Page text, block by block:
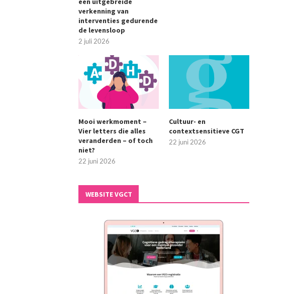
verkenning van
interventies gedurende
de levensloop
2 juli 2026
Mooi werkmoment –
Vier letters die alles
veranderden – of toch
niet?
22 juni 2026
Cultuur- en
contextsensitieve CGT
22 juni 2026
WEBSITE VGCT